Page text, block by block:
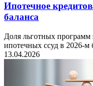
Ипотечное
баланса
Доля льготных программ
ипотечных ссуд в 2026-м
13.04.2026